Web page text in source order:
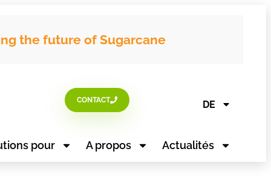
the future of Sugarcane
CONTACT DE
pour A propos Actualités